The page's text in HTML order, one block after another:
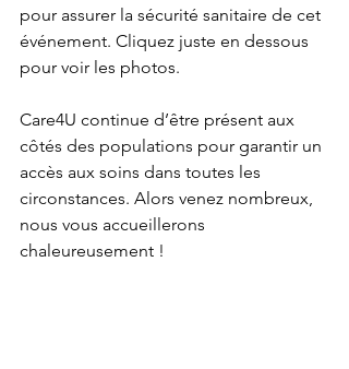
pour assurer la sécurité sanitaire de cet
événement. Cliquez juste en dessous
pour voir les photos.
Care4U continue d’être présent aux
côtés des populations pour garantir un
accès aux soins dans toutes les
circonstances. Alors venez nombreux,
nous vous accueillerons
chaleureusement !